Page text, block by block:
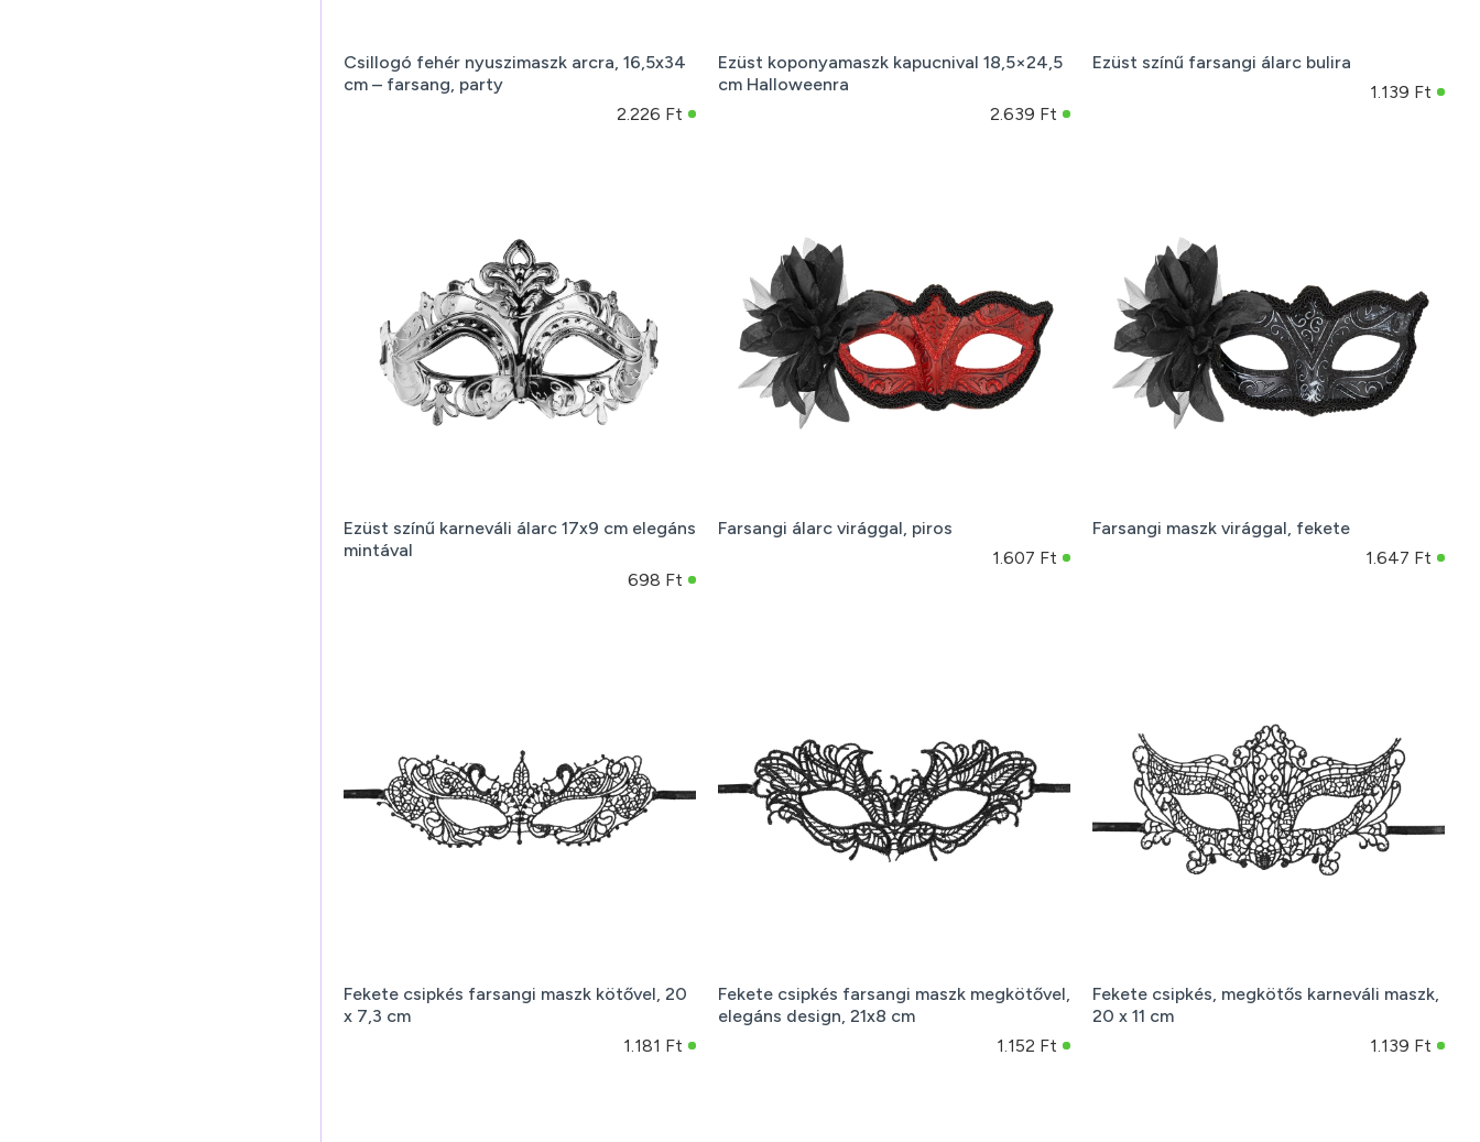
Csillogó fehér nyuszimaszk arcra, 16,5x34
cm – farsang, party
2.226 Ft
Ezüst koponyamaszk kapucnival 18,5×24,5
cm Halloweenra
2.639 Ft
Ezüst színű farsangi álarc bulira
1.139 Ft
Ezüst színű karneváli álarc 17x9 cm elegáns
mintával
698 Ft
Farsangi álarc virággal, piros
1.607 Ft
Farsangi maszk virággal, fekete
1.647 Ft
Fekete csipkés farsangi maszk kötővel, 20
x 7,3 cm
1.181 Ft
Fekete csipkés farsangi maszk megkötővel,
elegáns design, 21x8 cm
1.152 Ft
Fekete csipkés, megkötős karneváli maszk,
20 x 11 cm
1.139 Ft